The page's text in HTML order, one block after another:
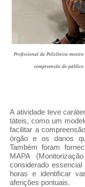
Profissional da Policlínica
compreensão do
A atividade teve
táteis, como um
facilitar a
órgão e os danos
Também foram
MAPA
considerado
horas e identificar
aferições pontuais.